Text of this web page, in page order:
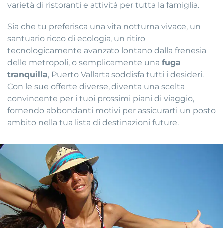
varietà di ristoranti e attività per tutta la famiglia.
Sia che tu preferisca una vita notturna vivace, un
santuario ricco di ecologia, un ritiro
tecnologicamente avanzato lontano dalla frenesia
delle metropoli, o semplicemente una fuga
tranquilla, Puerto Vallarta soddisfa tutti i desideri.
Con le sue offerte diverse, diventa una scelta
convincente per i tuoi prossimi piani di viaggio,
fornendo abbondanti motivi per assicurarti un posto
ambito nella tua lista di destinazioni future.